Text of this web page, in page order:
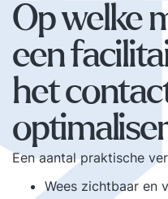
Op welke
een
het
Een aantal praktische
Wees zichtbaar en